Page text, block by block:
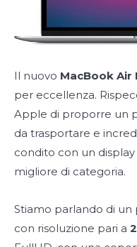
Il nuovo MacBook Air
per eccellenza.
Apple di proporre un
da trasportare e
condito con un
migliore di categoria.
Stiamo parlando di un
con risoluzione pari a